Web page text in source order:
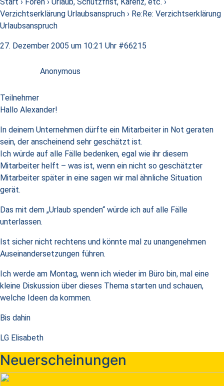
Verzichtserklärung Urlaubsanspruch › Re:Re: Verzichtserklärung
Urlaubsanspruch
27. Dezember 2005 um 10:21 Uhr #66215
Anonymous
Teilnehmer
Hallo Alexander!
In deinem Unternehmen dürfte ein Mitarbeiter in Not geraten
sein, der anscheinend sehr geschätzt ist.
Ich würde auf alle Fälle bedenken, egal wie ihr diesem
Mitarbeiter helft – was ist, wenn ein nicht so geschätzter
Mitarbeiter später in eine sagen wir mal ähnliche Situation
gerät.
Das mit dem „Urlaub spenden“ würde ich auf alle Fälle
unterlassen.
Ist sicher nicht rechtens und könnte mal zu unangenehmen
Auseinandersetzungen führen.
Ich werde am Montag, wenn ich wieder im Büro bin, mal eine
kleine Diskussion über dieses Thema starten und schauen,
welche Ideen da kommen.
Bis dahin
LG Elisabeth
Neuerscheinungen